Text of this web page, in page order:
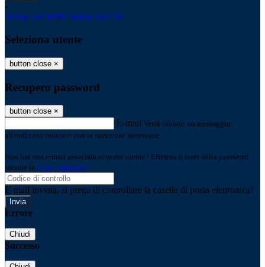
-
Entra con SPID Entra con CIE
Seleziona utente
button close ×
Recupero password
button close ×
E-mail Verrà inviato un messaggio
all'indirizzo indicato con le istruzioni necessarie.
Non hai una e-mail associata al nome utente? Effettua il reset della password
tramite la Login Spaggiari
E-mail inviata, si prega di controllare la casella di posta elettronica!
Errore
Chiudi
Successo